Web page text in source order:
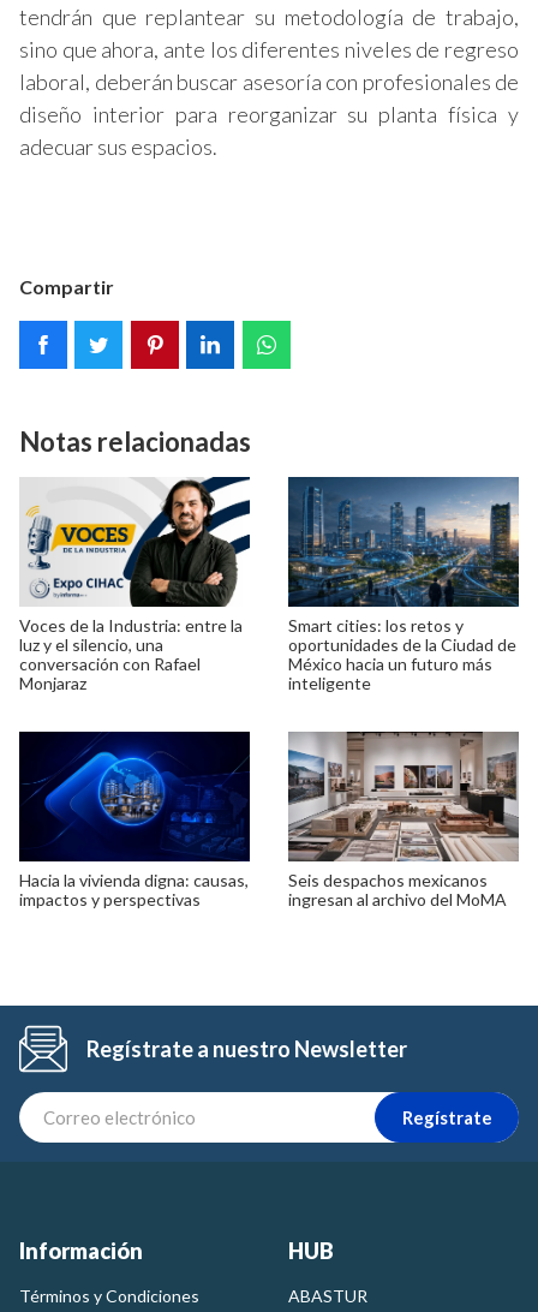
tendrán que replantear su metodología de trabajo,
sino que ahora, ante los diferentes niveles de regreso
laboral, deberán buscar asesoría con profesionales de
diseño interior para reorganizar su planta física y
adecuar sus espacios.
Compartir
Notas relacionadas
Voces de la Industria: entre la
luz y el silencio, una
conversación con Rafael
Monjaraz
Smart cities: los retos y
oportunidades de la Ciudad de
México hacia un futuro más
inteligente
Hacia la vivienda digna: causas,
impactos y perspectivas
Seis despachos mexicanos
ingresan al archivo del MoMA
Regístrate a nuestro Newsletter
Regístrate
Información
Términos y Condiciones
HUB
ABASTUR